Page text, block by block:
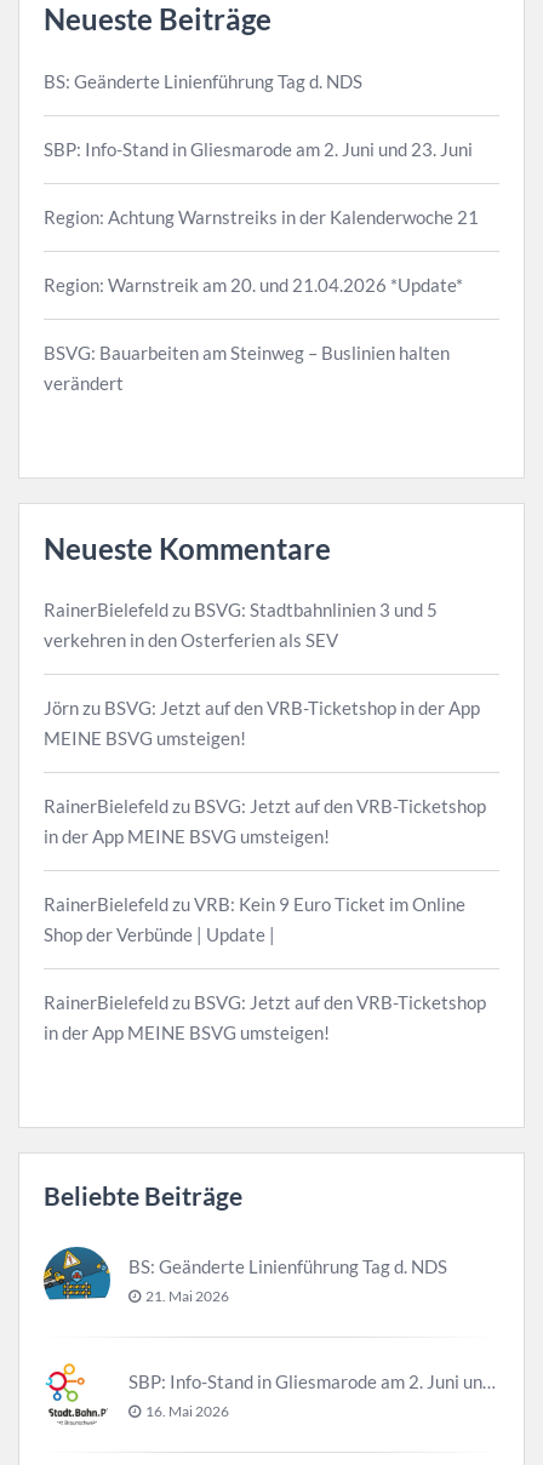
Neueste Beiträge
BS: Geänderte Linienführung Tag d. NDS
SBP: Info-Stand in Gliesmarode am 2. Juni und 23. Juni
Region: Achtung Warnstreiks in der Kalenderwoche 21
Region: Warnstreik am 20. und 21.04.2026 *Update*
BSVG: Bauarbeiten am Steinweg – Buslinien halten
verändert
Neueste Kommentare
RainerBielefeldzu BSVG: Stadtbahnlinien 3 und 5
verkehren in den Osterferien als SEV
Jörnzu BSVG: Jetzt auf den VRB-Ticketshop in der App
MEINE BSVG umsteigen!
RainerBielefeldzu BSVG: Jetzt auf den VRB-Ticketshop
in der App MEINE BSVG umsteigen!
RainerBielefeldzuVRB: Kein 9 Euro Ticket im Online
Shop der Verbünde | Update |
RainerBielefeldzu BSVG: Jetzt auf den VRB-Ticketshop
in der App MEINE BSVG umsteigen!
Beliebte Beiträge
BS: Geänderte Linienführung Tag d. NDS
21. Mai 2026
16. Mai 2026